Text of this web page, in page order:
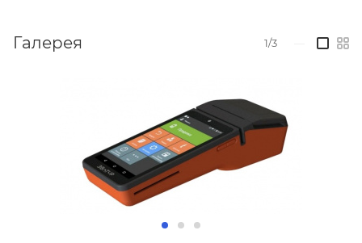
Галерея 1/3